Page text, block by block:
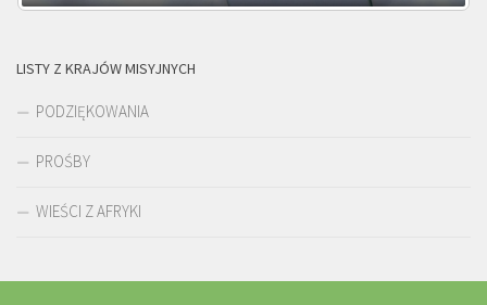
LISTY Z KRAJÓW MISYJNYCH
PODZIĘKOWANIA
PROŚBY
WIEŚCI Z AFRYKI